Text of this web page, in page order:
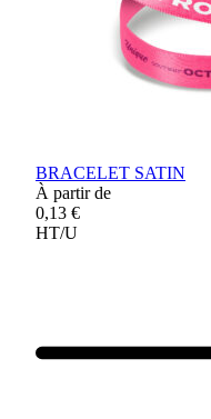
BRACELET SATIN
À partir de
0,13 €
HT/U